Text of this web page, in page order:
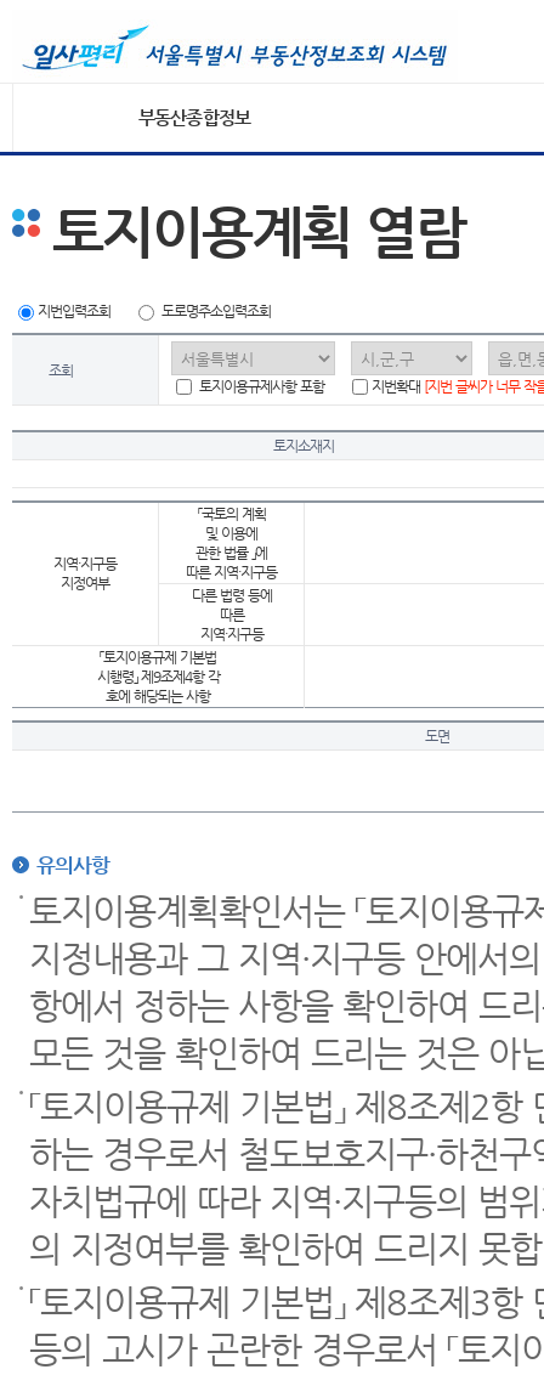
부동산종합정보
토지이용계획 열람
지번입력조회 도로명주소입력조회
조회
토지이용규제사항 포함
지번확대 [지번 글씨가 너무 작
토지소재지
지역·지구등
지정여부
「국토의 계획
및 이용에
관한 법률 」에
따른 지역·지구등
다른 법령 등에
따른
지역·지구등
「토지이용규제 기본법
시행령」 제9조제4항 각
호에 해당되는 사항
도면
유의사항
토지이용계획확인서는 「토지이용
지정내용과 그 지역·지구등 안에서
항에서 정하는 사항을 확인하여 드
모든 것을 확인하여 드리는 것은 아
「토지이용규제 기본법」 제8조제2
하는 경우로서 철도보호지구·하천
자치법규에 따라 지역·지구등의 범
의 지정여부를 확인하여 드리지 못
「토지이용규제 기본법」 제8조제3
등의 고시가 곤란한 경우로서 「토